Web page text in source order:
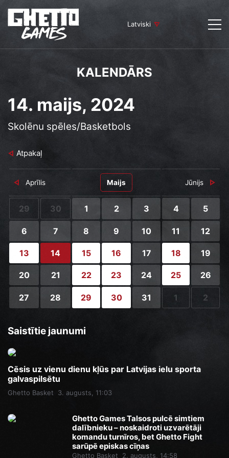
Latviski
KALENDĀRS
14. maijs, 2024
Skolēnu spēles/Basketbols
Atpakaļ
Aprīlis Maijs Jūnijs
29 30 1 2 3 4 5
6 7 8 9 10 11 12
13 14 15 16 17 18 19
20 21 22 23 24 25 26
27 28 29 30 31 1 2
Saistītie jaunumi
Cēsis uz vienu dienu kļūs par Latvijas ielu sporta
galvaspilsētu
Ghetto Basket 3. augusts, 11:03
Ghetto Games Talsos pulcē simtiem
dalībnieku – noskaidroti uzvarētāji
komandu turnīros, bet Ghetto Fight
sarūpē episkas cīņas
Ghetto Basket 2. augusts, 14:58